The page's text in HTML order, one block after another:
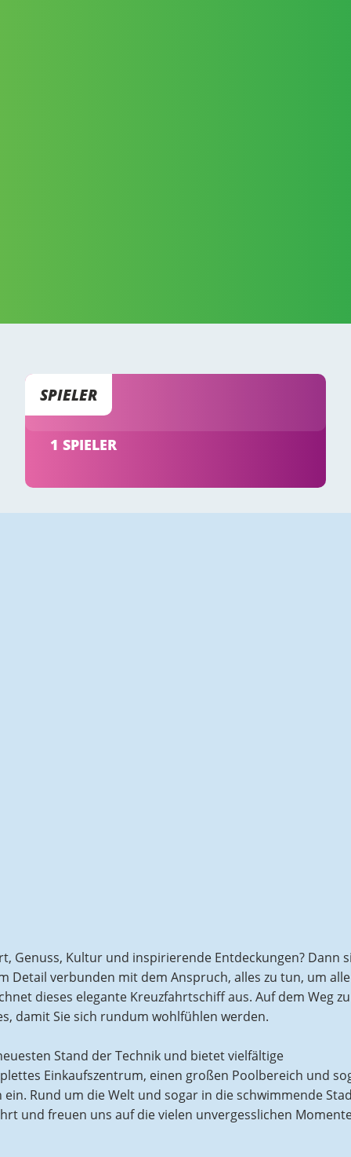
SPIELER
1 SPIELER
Genuss, Kultur und inspirierende Entdeckungen? Dann
Detail verbunden mit dem Anspruch, alles zu tun, um
dieses elegante Kreuzfahrtschiff aus. Auf dem Weg
damit Sie sich rundum wohlfühlen werden.
Stand der Technik und bietet vielfältige
Einkaufszentrum, einen großen Poolbereich und
Rund um die Welt und sogar in die schwimmende
und freuen uns auf die vielen unvergesslichen